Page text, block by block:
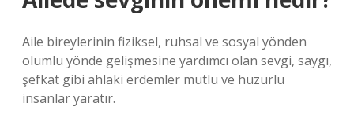
Aile bireylerinin fiziksel, ruhsal ve sosyal yönden
olumlu yönde gelişmesine yardımcı olan sevgi, saygı,
şefkat gibi ahlaki erdemler mutlu ve huzurlu
insanlar yaratır.